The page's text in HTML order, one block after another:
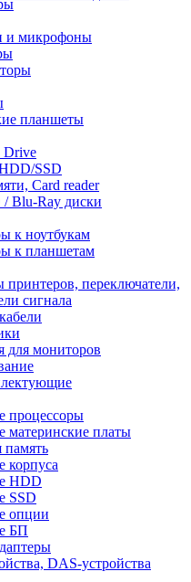
и микрофоны
планшеты
Drive
SSD
Card reader
Blu-Ray диски
к ноутбукам
к планшетам
принтеров, переключатели,
сигнала
для мониторов
процессоры
материнские платы
память
корпуса
HDD
SSD
опции
БП
DAS-устройства